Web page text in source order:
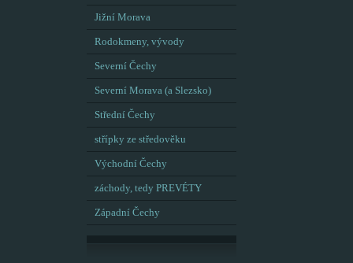
Jižní Morava
Rodokmeny, vývody
Severní Čechy
Severní Morava (a Slezsko)
Střední Čechy
střípky ze středověku
Východní Čechy
záchody, tedy PREVÉTY
Západní Čechy